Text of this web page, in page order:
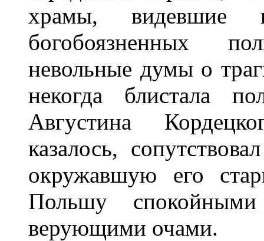
храмы, видевшие
богобоязненных
невольные думы о
некогда блистала
Августина
казалось,
окружавшую его
Польшу
верующими очами.